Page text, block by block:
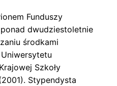
Funduszy
dwudziestoletnie
środkami
Szkoły
Stypendysta